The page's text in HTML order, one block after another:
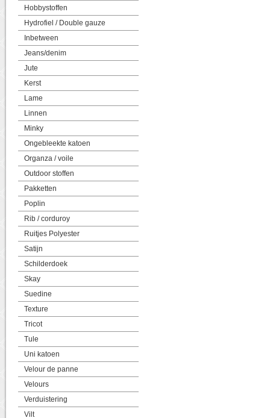
Hobbystoffen
Hydrofiel / Double gauze
Inbetween
Jeans/denim
Jute
Kerst
Lame
Linnen
Minky
Ongebleekte katoen
Organza / voile
Outdoor stoffen
Pakketten
Poplin
Rib / corduroy
Ruitjes Polyester
Satijn
Schilderdoek
Skay
Suedine
Texture
Tricot
Tule
Uni katoen
Velour de panne
Velours
Verduistering
Vilt